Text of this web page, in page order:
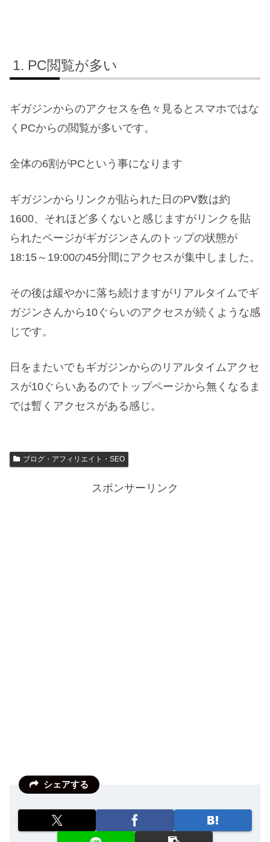
PC閲覧が多い
ギガジンからのアクセスを色々見るとスマホではな
くPCからの閲覧が多いです。
全体の6割がPCという事になります
ギガジンからリンクが貼られた日のPV数は約
1600、それほど多くないと感じますがリンクを貼
られたページがギガジンさんのトップの状態が
18:15～19:00の45分間にアクセスが集中しました。
その後は緩やかに落ち続けますがリアルタイムでギ
ガジンさんから10ぐらいのアクセスが続くような感
じです。
日をまたいでもギガジンからのリアルタイムアクセ
スが10ぐらいあるのでトップページから無くなるま
では暫くアクセスがある感じ。
ブログ・アフィリエイト・SEO
スポンサーリンク
シェアする